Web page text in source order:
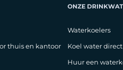
thuis en kantoor
ONZE
Waterkoelers
Koel water
Huur een